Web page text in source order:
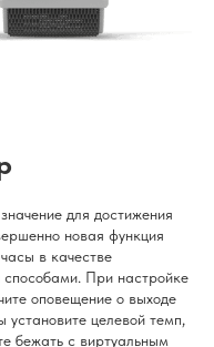
для достижения
новая функция
в качестве
При настройке
оповещение о выходе
целевой темп,
бежать с виртуальным